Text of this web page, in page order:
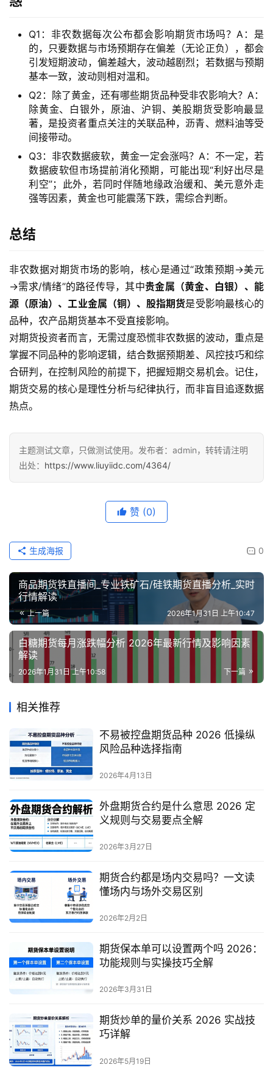
Q1：非农数据每次公布都会影响期货市场吗？A：是
的，只要数据与市场预期存在偏差（无论正负），都会
引发短期波动，偏差越大，波动越剧烈；若数据与预期
基本一致，波动则相对温和。
Q2：除了黄金，还有哪些期货品种受非农影响大？A：
除黄金、白银外，原油、沪铜、美股期货受影响最显
著，是投资者重点关注的关联品种，沥青、燃料油等受
间接带动。
Q3：非农数据疲软，黄金一定会涨吗？A：不一定，若
数据疲软但市场提前消化预期，可能出现“利好出尽是
利空”；此外，若同时伴随地缘政治缓和、美元意外走
强等因素，黄金也可能震荡下跌，需综合判断。
总结
非农数据对期货市场的影响，核心是通过“政策预期→美元
→需求/情绪”的路径传导，其中贵金属（黄金、白银）、能
源（原油）、工业金属（铜）、股指期货是受影响最核心的
品种，农产品期货基本不受直接影响。
对期货投资者而言，无需过度恐慌非农数据的波动，重点是
掌握不同品种的影响逻辑，结合数据预期差、风控技巧和综
合研判，在控制风险的前提下，把握短期交易机会。记住，
期货交易的核心是理性分析与纪律执行，而非盲目追逐数据
热点。
主题测试文章，只做测试使用。发布者：admin，转转请注明
出处： https://www.liuyiidc.com/4364/
赞 (0)
0
生成海报
商品期货铁直播间_专业铁矿石/硅铁期货直播分析_实时
行情解读
上一篇 2026年1月31日 上午10:47
白糖期货每月涨跌幅分析 2026年最新行情及影响因素
解读
下一篇
2026年1月31日 上午10:58
相关推荐
不易被控盘期货品种 2026 低操纵
风险品种选择指南
2026年4月13日
外盘期货合约是什么意思 2026 定
义规则与交易要点全解
2026年3月27日
期货合约都是场内交易吗？一文读
懂场内与场外交易区别
2026年2月2日
期货保本单可以设置两个吗 2026：
功能规则与实操技巧全解
2026年3月31日
期货炒单的量价关系 2026 实战技
巧详解
2026年5月19日